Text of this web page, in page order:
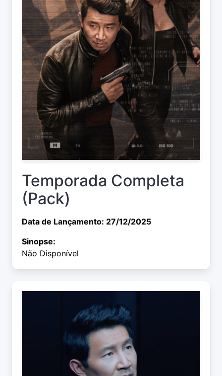
Temporada Completa
(Pack)
Data de Lançamento: 27/12/2025
Sinopse:
Não Disponível